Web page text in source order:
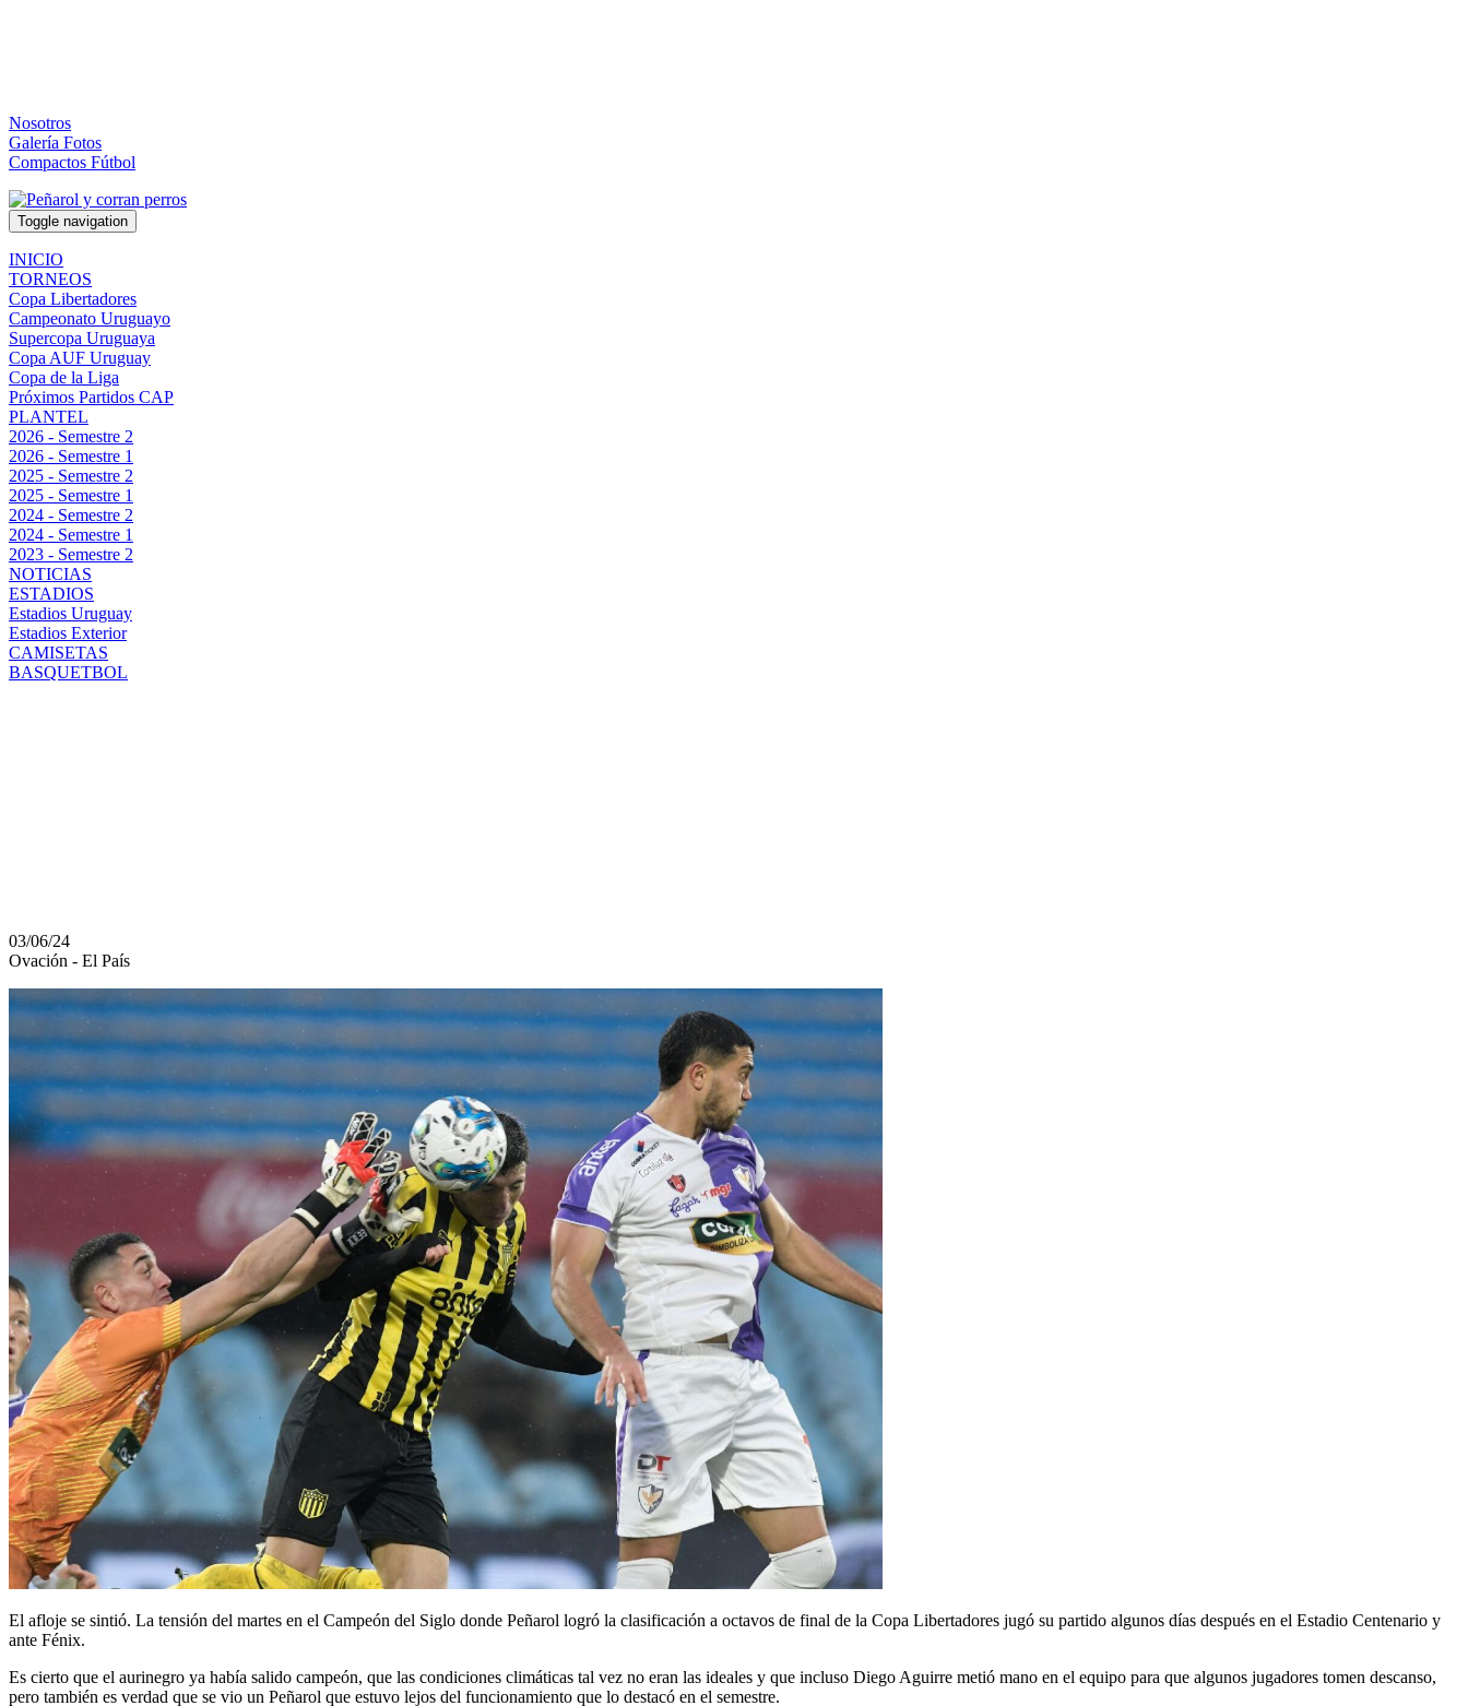
Nosotros
Galería Fotos
Compactos Fútbol
Toggle navigation
INICIO
TORNEOS
Copa Libertadores
Campeonato Uruguayo
Supercopa Uruguaya
Copa AUF Uruguay
Copa de la Liga
Próximos Partidos CAP
PLANTEL
2026 - Semestre 2
2026 - Semestre 1
2025 - Semestre 2
2025 - Semestre 1
2024 - Semestre 2
2024 - Semestre 1
2023 - Semestre 2
NOTICIAS
ESTADIOS
Estadios Uruguay
Estadios Exterior
CAMISETAS
BASQUETBOL
03/06/24
Ovación - El País
El afloje se sintió. La tensión del martes en el Campeón del Siglo donde Peñarol logró la clasificación a octavos de final de la Copa Libertadores jugó su partido algunos días después en el Estadio Centenario y
ante Fénix.
Es cierto que el aurinegro ya había salido campeón, que las condiciones climáticas tal vez no eran las ideales y que incluso Diego Aguirre metió mano en el equipo para que algunos jugadores tomen descanso,
pero también es verdad que se vio un Peñarol que estuvo lejos del funcionamiento que lo destacó en el semestre.